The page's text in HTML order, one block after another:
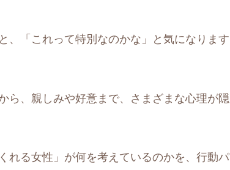
、「これって特別なのかな」と気になります
ら、親しみや好意まで、さまざまな心理が隠
れる女性」が何を考えているのかを、行動パ